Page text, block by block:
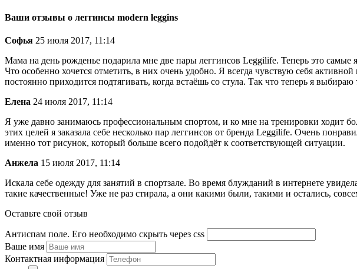
Ваши отзывы о леггинсы modern leggins
Софья 25 июля 2017, 11:14
Мама на день рожденье подарила мне две пары леггинсов Leggilife. Теперь это
Что особенно хочется отметить, в них очень удобно. Я всегда чувствую себя
постоянно приходится подтягивать, когда встаёшь со стула. Так что теперь я
Елена 24 июля 2017, 11:14
Я уже давно занимаюсь профессиональным спортом, и ко мне на тренировки ходит
этих целей я заказала себе несколько пар леггинсов от бренда Leggilife. Очень
именно тот рисунок, который больше всего подойдёт к соответствующей ситуации.
Анжела 15 июля 2017, 11:14
Искала себе одежду для занятий в спортзале. Во время блужданий в интернете
такие качественные! Уже не раз стирала, а они какими были, такими и остались,
Оставьте свой отзыв
Антиспам поле. Его необходимо скрыть через css
Ваше имя
Контактная информация